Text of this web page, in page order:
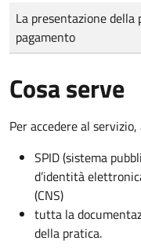
Tipo di pagamento
Importo
La presentazione
pagamento
Cosa serve
Per accedere al
SPID (sistema
d’identità
(CNS)
tutta la
della pratica.